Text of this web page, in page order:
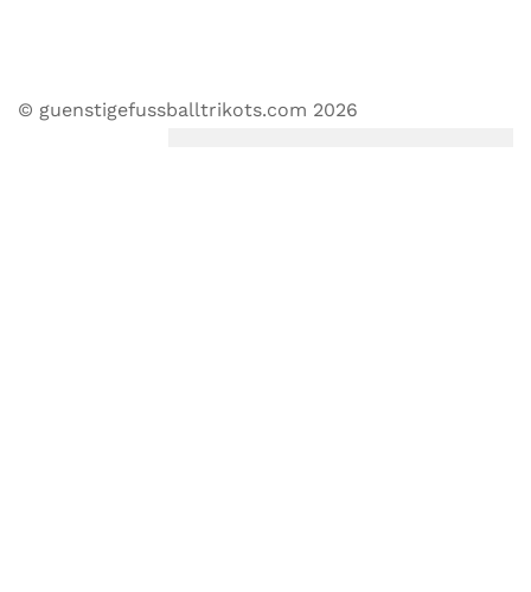
© guenstigefussballtrikots.com 2026